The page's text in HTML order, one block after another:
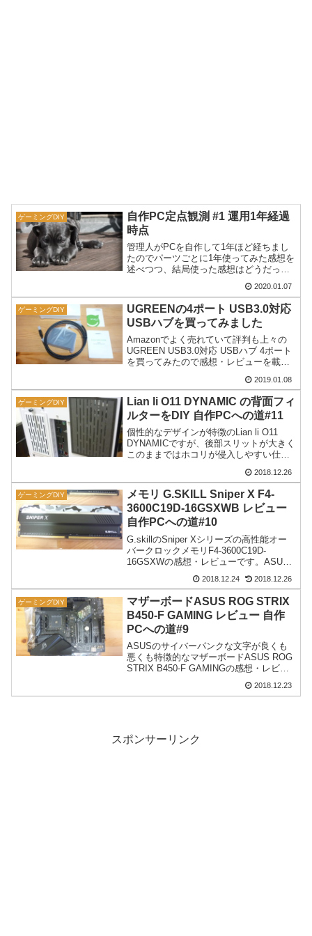
ゲーミングDIY
自作PC定点観測 #1 運用1年経過
時点
管理人がPCを自作して1年ほど経ちまし
たのでパーツごとに1年使ってみた感想を
述べつつ、結局使った感想はどうだった
2020.01.07
ゲーミングDIY
UGREENの4ポート USB3.0対応
USBハブを買ってみました
Amazonでよく売れていて評判も上々の
UGREEN USB3.0対応 USBハブ 4ポート
を買ってみたので感想・レビューを載せ
2019.01.08
ゲーミングDIY
Lian li O11 DYNAMIC の背面フィ
ルターをDIY 自作PCへの道#11
個性的なデザインが特徴のLian li O11
DYNAMICですが、後部スリットが大きく
このままではホコリが侵入しやすい仕様
2018.12.26
ゲーミングDIY
メモリ G.SKILL Sniper X F4-
3600C19D-16GSXWB レビュー
自作PCへの道#10
G.skillのSniper Xシリーズの高性能オー
バークロックメモリF4-3600C19D-
16GSXWの感想・レビューです。ASUS
わせで3400Hzであっさり動作しました。
2018.12.24 2018.12.26
ゲーミングDIY
マザーボードASUS ROG STRIX
B450-F GAMING レビュー 自作
PCへの道#9
ASUSのサイバーパンクな文字が良くも
悪くも特徴的なマザーボードASUS ROG
STRIX B450-F GAMINGの感想・レビュ
は堅実でしっかりした、ギャップあるマ
2018.12.23
スポンサーリンク